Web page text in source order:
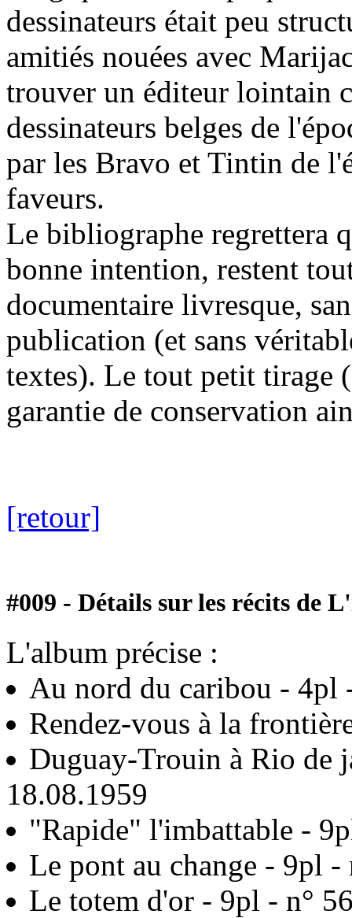
dessinateurs était peu
amitiés nouées avec
trouver un éditeur lointain
dessinateurs belges de
par les Bravo et Tintin de
faveurs.
Le bibliographe regrettera
bonne intention, restent
documentaire livresque,
publication (et sans
textes). Le tout petit tirage
garantie de conservation
[retour]
#009 - Détails sur les récits de
L'album précise :
Au nord du caribou - 4pl
Rendez-vous à la
Duguay-Trouin à Rio de
18.08.1959
"Rapide" l'imbattable -
Le pont au change - 9pl
Le totem d'or - 9pl - n°